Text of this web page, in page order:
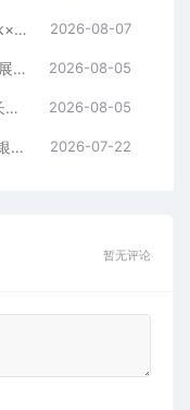
普通人全球IP变现训练营：Facebook×Instagram入门×个人IP定位×AI辅助创作×前30天运营×变现路径 2026-08-07
82W粉丝电视剧深度解说课：二创发展史×账号准备×选题×资源下载×爆款文案×配音×剪辑×封面×独家签约 2026-08-05
2026AI真人解说漫剧制作40分钟超长完整教程：自动批量化制作，挑战一人一天一部剧！ 2026-08-05
从零到十万粉，再把流量变成真金白银——这套方法，让成长不再靠运气【原创双语字幕】 2026-07-22
暂无评论